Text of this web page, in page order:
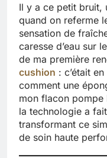
Il y a ce petit bruit,
quand on referme
sensation de
caresse d’eau sur
de ma première
cushion : c’était
comment une
mon flacon pompe
la technologie a
transformant ce
de soin haute